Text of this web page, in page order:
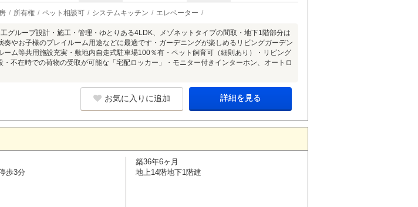
所有権 ペット相談可 システムキッチン エレベーター
グループ設計・施工・管理・ゆとりある4LDK、メゾネットタイプの間取・地下1階部分は
やお子様のプレイルーム用途などに最適です・ガーデニングが楽しめるリビングガーデン
ーム等共用施設充実・敷地内自走式駐車場100％有・ペット飼育可（細則あり）・リビング
・不在時での荷物の受取が可能な「宅配ロッカー」・モニター付きインターホン、オートロ
お気に入りに追加 詳細を見る
歩3分
築36年6ヶ月
地上14階地下1階建